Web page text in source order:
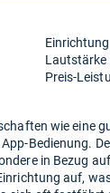
Einrichtung
Lautstärke
Preis-
wie eine
Bedienung.
in Bezug
auf,